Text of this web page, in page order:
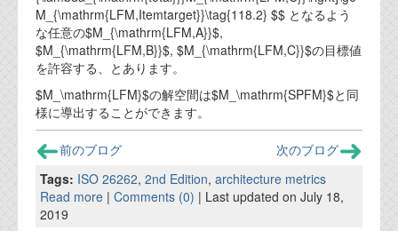
M_{\mathrm{LFM,Itemtarget}}\tag{118.2} $$ となるよう
な任意の$M_{\mathrm{LFM,A}}$,
$M_{\mathrm{LFM,B}}$, $M_{\mathrm{LFM,C}}$の目標値
を許容する、とあります。
$M_\mathrm{LFM}$の解空間は$M_\mathrm{SPFM}$と同
様に導出することができます。
前のブログ
次のブログ
Tags: ISO 26262, 2nd Edition, architecture metrics
Read more | Comments (0) | Last updated on July 18,
2019